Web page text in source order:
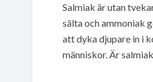
Salmiak är utan
sälta och ammoniak
att dyka djupare in i
människor. Är